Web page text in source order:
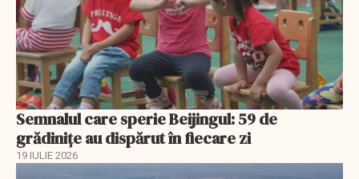
Semnalul care sperie Beijingul: 59 de
grădinițe au dispărut în fiecare zi
19 IULIE 2026